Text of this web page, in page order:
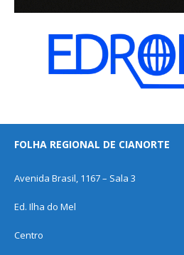
FOLHA REGIONAL DE CIANORTE
Avenida Brasil, 1167 – Sala 3
Ed. Ilha do Mel
Centro